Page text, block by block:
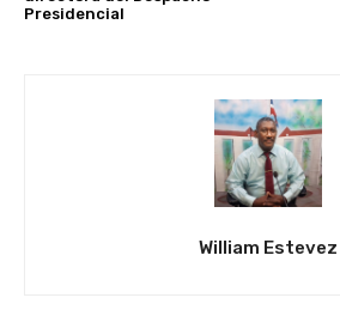
Presidencial
William Estevez